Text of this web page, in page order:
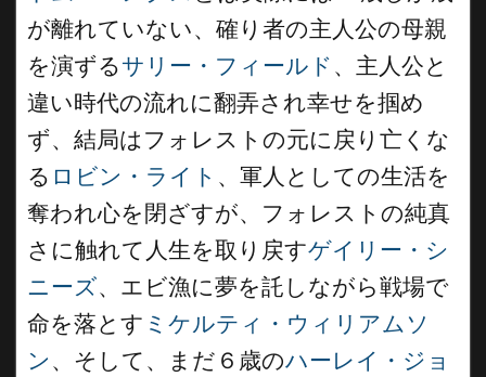
が離れていない、確り者の主人公の母親
を演ずるサリー・フィールド 、主人公と
違い時代の流れに翻弄され幸せを掴め
ず、結局はフォレストの元に戻り亡くな
る ロビン・ライト 、軍人としての生活を
奪われ心を閉ざすが、フォレストの純真
さに触れて人生を取り戻すゲイリー・シ
ニーズ、エビ漁に夢を託しながら戦場で
命を落とす ミケルティ・ウィリアムソ
ン 、そして、まだ６歳のハーレイ・ジョ